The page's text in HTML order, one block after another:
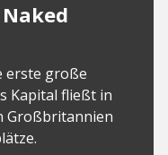
erste große
Kapital fließt in
Großbritannien